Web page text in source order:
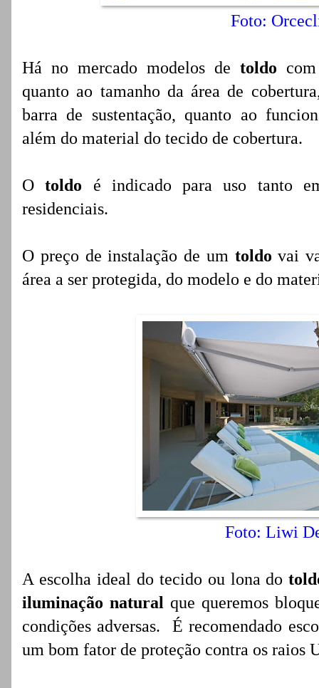
Foto:
Há no mercado modelos de toldo
quanto ao tamanho da área de
barra de sustentação, quanto ao
além do material do tecido de cobertura.
O toldo é indicado para uso tanto
residenciais.
O preço de instalação de um toldo vai
área a ser protegida, do modelo e do
Foto: Liwi
A escolha ideal do tecido ou lona do
iluminação natural que queremos
condições adversas. É recomendado
um bom fator de proteção contra os raios